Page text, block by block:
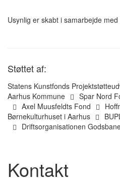
Usynlig er skabt i samarbejde
Støttet af:
Statens Kunstfonds
Aarhus Kommune
Spar Nord
Axel Muusfeldts Fond
Børnekulturhuset i Aarhus
Driftsorganisationen
Kontakt